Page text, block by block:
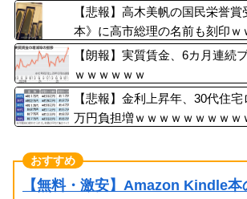
【悲報】高木美帆の国民栄誉
本》に高市総理の名前も刻印ｗ
【朗報】実質賃金、6カ月連続
ｗｗｗｗｗｗ
【悲報】金利上昇年、30代住
万円負担増ｗｗｗｗｗｗｗｗｗ
【無料・激安】Amazon Kindle本